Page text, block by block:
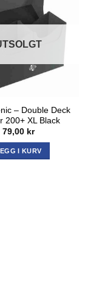
– Double Deck
200+ XL Black
79,00 kr
I KURV